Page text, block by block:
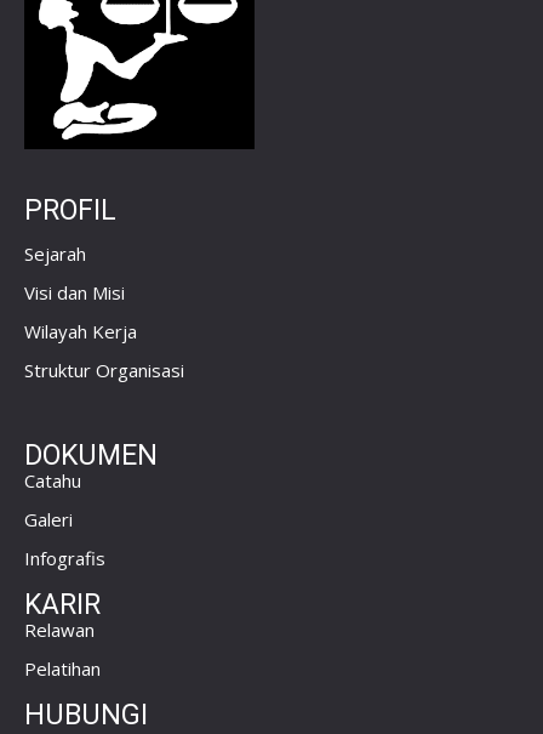
PROFIL
Sejarah
Visi dan Misi
Wilayah Kerja
Struktur Organisasi
DOKUMEN
Catahu
Galeri
Infografis
KARIR
Relawan
Pelatihan
HUBUNGI